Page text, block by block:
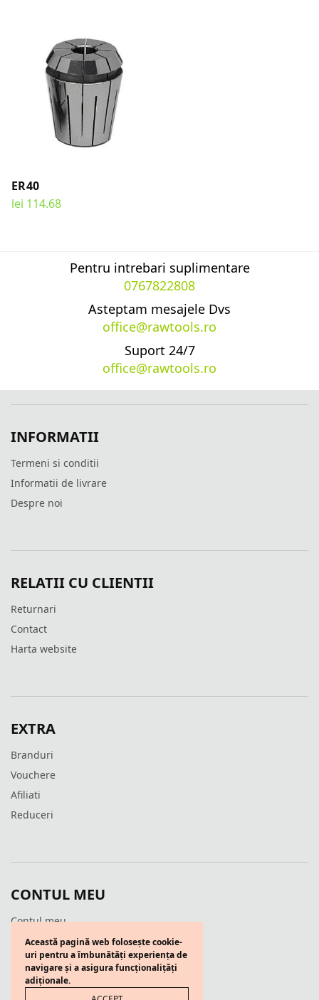
ER40
lei 114.68
Pentru intrebari suplimentare
0767822808
Asteptam mesajele Dvs
office@rawtools.ro
Suport 24/7
office@rawtools.ro
INFORMATII
Termeni si conditii
Informatii de livrare
Despre noi
RELATII CU CLIENTII
Returnari
Contact
Harta website
EXTRA
Branduri
Vouchere
Afiliati
Reduceri
CONTUL MEU
Contul meu
Wishlist
Cos
Această pagină web folosește cookie-
uri pentru a îmbunătăți experiența de
navigare și a asigura funcționalițăți
adiționale.